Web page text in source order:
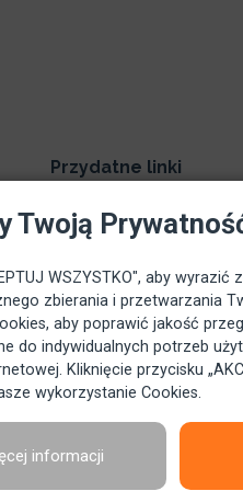
Twoją
WSZYSTKO", aby
zbierania i przetwarzania
aby poprawić jakość
do indywidualnych potrzeb
Kliknięcie przycisku
wykorzystanie Cookies.
informacji
Przydatne linki
Polityka prywatności
Regulamin
Bezpieczeństwo
Kontakt